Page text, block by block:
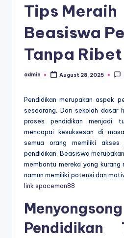
Tips Meraih
Beasiswa
Tanpa Ribet
Posted
admin August 28, 2025
Pendidikan merupakan aspek
seseorang. Dari sekolah dasar
proses pendidikan menjadi
mencapai kesuksesan di
semua orang memiliki
pendidikan. Beasiswa
membantu mereka yang kurang
namun memiliki potensi dan
link spaceman88
Pendidikan